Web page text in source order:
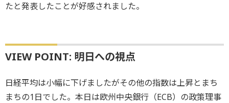
たと発表したことが好感されました。
VIEW POINT: 明日への視点
日経平均は小幅に下げましたがその他の指数は上昇とまち
まちの1日でした。本日は欧州中央銀行（ECB）の政策理事